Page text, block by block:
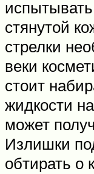
стянутой
стрелки
веки
стоит
жидкости
может
Излишки
обтирать о